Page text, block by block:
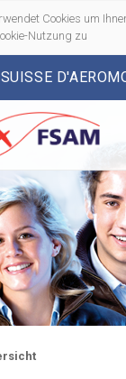
Cookies um
Nutzung zu